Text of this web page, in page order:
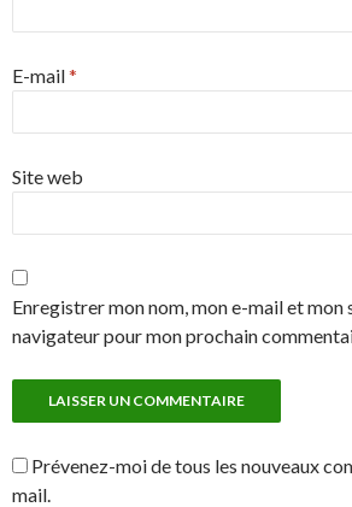
E-mail*
Site web
Enregistrer mon nom, mon e-mail et mon
navigateur pour mon prochain
Prévenez-moi de tous les nouveaux
mail.